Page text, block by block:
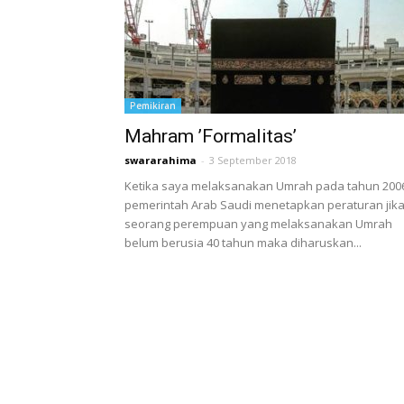
Pemikiran
Mahram ’Formalitas’
swararahima - 3 September 2018
Ketika saya melaksanakan Umrah pada tahun
pemerintah Arab Saudi menetapkan peraturan jika
seorang perempuan yang melaksanakan Umrah
belum berusia 40 tahun maka diharuskan...